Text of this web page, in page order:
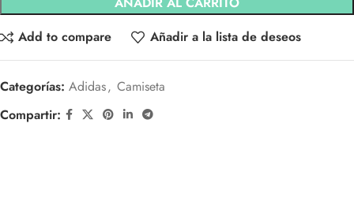
Add to compare
Añadir a la lista de deseos
Categorías: Adidas, Camiseta
Compartir: